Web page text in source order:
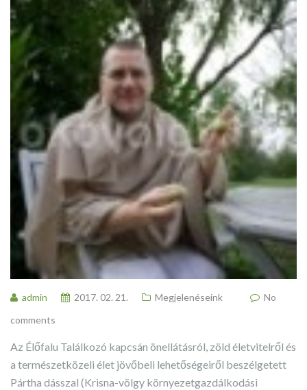
admin 2017. 02. 21. Megjelenéseink
No
comments
Az Élőfalu Találkozó kapcsán önellátásról, zöld életvitelről és
a természetközeli élet jövőbeli lehetőségeiről beszélgetett
Pártha dásszal (Krisna-völgy környezetgazdálkodási